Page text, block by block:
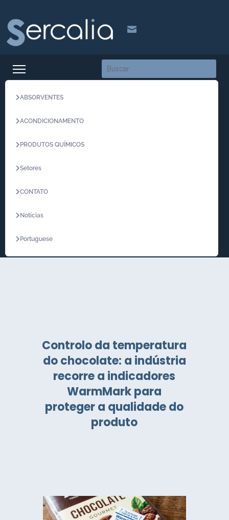

ABSORVENTES
ACONDICIONAMENTO
PRODUTOS QUÍMICOS
Setores
CONTATO
Notícias
Portuguese
Controlo da temperatura
do chocolate: a indústria
recorre a indicadores
WarmMark para
proteger a qualidade do
produto